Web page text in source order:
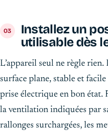
Installez un
utilisable dès
L’appareil seul ne règle
surface plane, stable et facile
prise électrique en bon état.
la ventilation indiquées par
rallonges surchargées, les